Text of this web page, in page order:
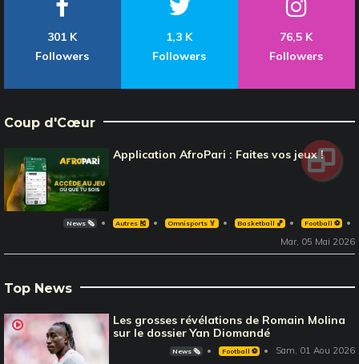
301 K
Followers
1,3 K
Followers
76,5 K
Followers
Coup d'Cœur
Application AfroPari : Faites vos jeux !
News 🗞️ Autres 🎽 Omnisports 🏅 Basketball 🏀 Football ⚽️
Mar, 05 Mai 2026
Top News
Les grosses révélations de Romain Molina
sur le dossier Yan Diomandé
News 🗞️ Football ⚽️ Sam, 01 Aou 2026